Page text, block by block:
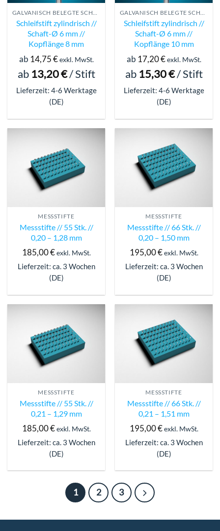
GALVANISCH BELEGTE SCHLEIFSTIFTE
Schleifstift zylindrisch //
Schaft-Ø 6 mm //
Kopflänge 8 mm
ab 14,75€ exkl. MwSt.
ab 13,20€/Stift
Lieferzeit: 4-6 Werktage
(DE)
GALVANISCH BELEGTE SCHLEIFSTIFTE
Schleifstift zylindrisch //
Schaft-Ø 6 mm //
Kopflänge 10 mm
ab 17,20€ exkl. MwSt.
ab 15,30€/Stift
Lieferzeit: 4-6 Werktage
(DE)
MESSSTIFTE
Messstifte // 55 Stk. //
0,20 – 1,28 mm
185,00€ exkl. MwSt.
Lieferzeit: ca. 3 Wochen
(DE)
MESSSTIFTE
Messstifte // 66 Stk. //
0,20 – 1,50 mm
195,00€ exkl. MwSt.
Lieferzeit: ca. 3 Wochen
(DE)
MESSSTIFTE
Messstifte // 55 Stk. //
0,21 – 1,29 mm
185,00€ exkl. MwSt.
Lieferzeit: ca. 3 Wochen
(DE)
MESSSTIFTE
Messstifte // 66 Stk. //
0,21 – 1,51 mm
195,00€ exkl. MwSt.
Lieferzeit: ca. 3 Wochen
(DE)
1 2 3